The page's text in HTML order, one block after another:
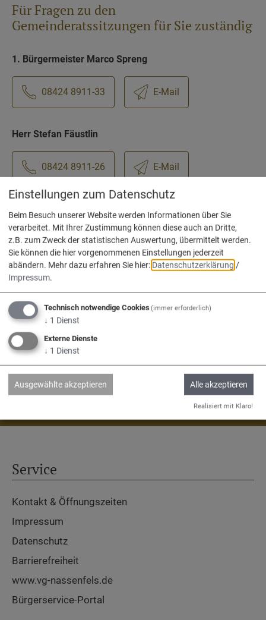
Für Fragen zu den
Gemeinderatssitzungen für Sie zuständig
1. Bürgermeister Marco Spreng
08424 8911-33 E-Mail
Herr Stefan Fäustlin
08424 8911-26 E-Mail
Wir sind die
Verwaltungsgemeinschaft
Nassenfels, Adelschlag, Egweil.
Adelschlag Nassenfels
Service
Kontakt & Öffnungszeiten
Impressum
Datenschutz
Barrierefreiheit
www.vg-nassenfels.de
Bürgerservice-Portal
Einstellungen zum Datenschutz
Beim Besuch unserer Website werden Informationen über Sie
verarbeitet. Mit Ihrer Zustimmung können diese auch an Dritte,
z.B. zum Zweck der statistischen Auswertung, übermittelt werden.
Sie können die hier vorgenommenen Einstellungen jederzeit
abändern. Mehr dazu erfahren Sie hier:Datenschutzerklärung /
Impressum.
Technisch notwendige Cookies(immer erforderlich)
↓ 1 Dienst
Externe Dienste
↓ 1 Dienst
Ausgewählte akzeptieren Alle akzeptieren
Realisiert mit Klaro!